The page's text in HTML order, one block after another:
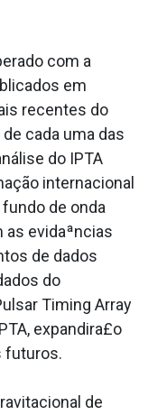
com a
em
recentes do
de cada uma das
do IPTA
internacional
de onda
as evidaªncias
de dados
do
Timing Array
expandira£o
futuros.
de